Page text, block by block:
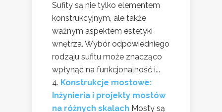
Sufity są nie tylko elementem
konstrukcyjnym, ale także
ważnym aspektem estetyki
wnętrza. Wybór odpowiedniego
rodzaju sufitu może znacząco
wpłynąć na funkcjonalność i...
Konstrukcje mostowe:
Inżynieria i projekty mostów
na różnych skalach Mosty są